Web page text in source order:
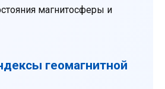
магнитосферы и
геомагнитной